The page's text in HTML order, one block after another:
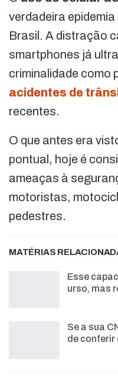
verdadeira
Brasil. A distração
smartphones já
criminalidade como
acidentes de
recentes.
O que antes era
pontual, hoje é
ameaças à
motoristas,
pedestres.
MATÉRIAS
Esse
urso, mas
Se a sua
de